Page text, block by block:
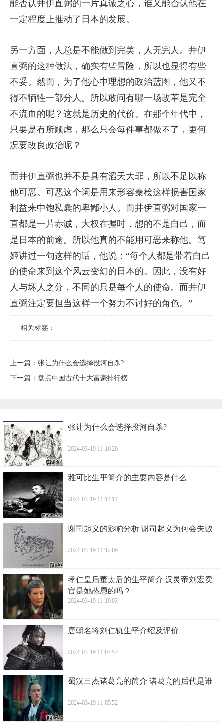
能否认井伊直弼的一片真诚之心，谁又能否认他在
一定程度上推动了日本的发展。
另一方面，人总是不能做到完美，人无完人。井伊
直弼的这种做法，确实有些冒险，所以也显得有些
不妥。然而，为了他心中理想的政治蓝图，他又不
得不牺牲一部分人。所以敢问有哪一场改革是完全
不流血的呢？这就是历史的代价。在那个年代中，
只要是有所顾虑，那么只会每件事都做不了，更何
况要改良政治呢？
而井伊直弼也并不是具有滔天大罪，所以不足以称
他可恶。可恶这个词是用来形容秦桧这样损害国家
利益来中饱私囊的卑鄙小人。而井伊直弼对国家一
直都是一片赤诚，大权在握时，想的不是自己，而
是日本的前途。所以他真的不能用可恶来称他。笃
姬讲过一句这样的话，他说：“每个人都是带着自己
的使命来到这个风云变幻的日本的。因此，没有好
人与坏人之分，不同的只是每个人的使命。而井伊
直弼注定要担当这样一个努力不讨好的角色。”
相关标签：
上一篇： ​张让为什么会选择投河自杀?
下一篇： ​盘点中国古代十大富豪排行榜
​张让为什么会选择投河自杀?
2024-03-19 11:16:20
​雅可比生平简介的主要内容是什么
2024-03-19 11:14:14
​谢司起义的影响分析 谢司起义为何会失败
2024-03-19 11:12:09
​孝仁皇后董太后的生平简介 汉灵帝刘宏卖
官是她怂恿的吗？
2024-03-19 11:10:03
​唐朝名将刘仁轨生平介绍及评价
2024-03-19 11:07:57
​蜀汉三杰诸葛亮的简介 诸葛亮的后代是谁
2024-03-19 11:05:52